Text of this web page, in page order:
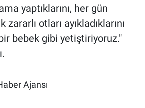
yaptıklarını, her gün
otları ayıkladıklarını
bebek gibi yetiştiriyoruz."
Ajansı